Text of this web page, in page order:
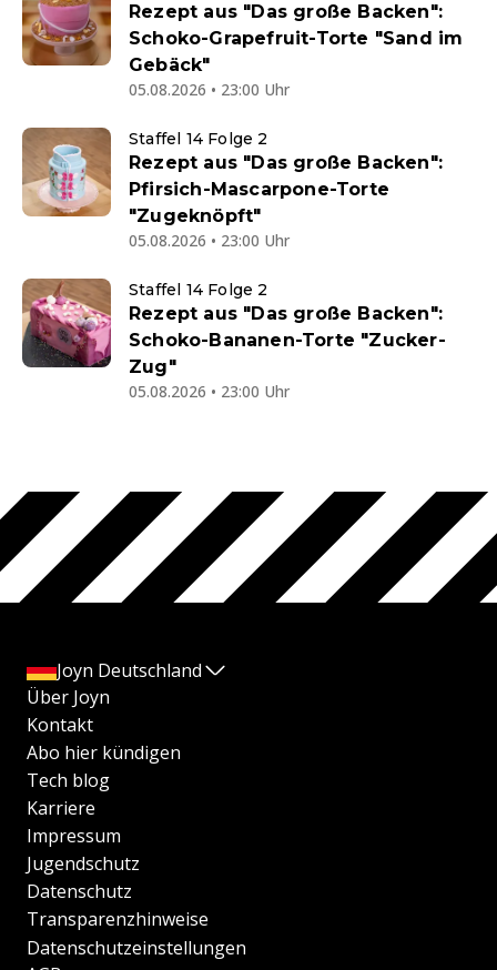
Rezept aus "Das große Backen":
Schoko-Grapefruit-Torte "Sand im
Gebäck"
05.08.2026 • 23:00 Uhr
Staffel 14 Folge 2
Rezept aus "Das große Backen":
Pfirsich-Mascarpone-Torte
"Zugeknöpft"
05.08.2026 • 23:00 Uhr
Staffel 14 Folge 2
Rezept aus "Das große Backen":
Schoko-Bananen-Torte "Zucker-
Zug"
05.08.2026 • 23:00 Uhr
Joyn Deutschland
Über Joyn
Kontakt
Abo hier kündigen
Tech blog
Karriere
Impressum
Jugendschutz
Datenschutz
Transparenzhinweise
Datenschutzeinstellungen